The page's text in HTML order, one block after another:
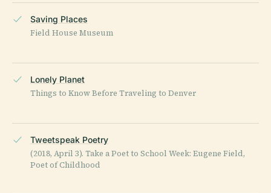
Saving Places
Field House Museum
Lonely Planet
Things to Know Before Traveling to Denver
Tweetspeak Poetry
(2018, April 3). Take a Poet to School Week: Eugene Field,
Poet of Childhood